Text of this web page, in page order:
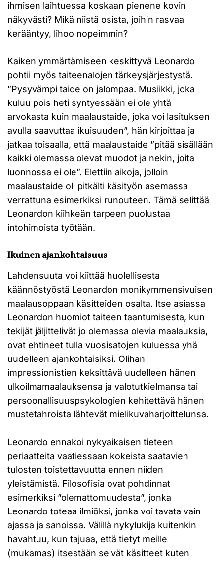
ihmisen laihtuessa koskaan pienene kovin
näkyvästi? Mikä niistä osista, joihin rasvaa
kerääntyy, lihoo nopeimmin?
Kaiken ymmärtämiseen keskittyvä Leonardo
pohtii myös taiteenalojen tärkeysjärjestystä.
”Pysyvämpi taide on jalompaa. Musiikki, joka
kuluu pois heti syntyessään ei ole yhtä
arvokasta kuin maalaustaide, joka voi lasituksen
avulla saavuttaa ikuisuuden”, hän kirjoittaa ja
jatkaa toisaalla, että maalaustaide ”pitää sisällään
kaikki olemassa olevat muodot ja nekin, joita
luonnossa ei ole”. Elettiin aikoja, jolloin
maalaustaide oli pitkälti käsityön asemassa
verrattuna esimerkiksi runouteen. Tämä selittää
Leonardon kiihkeän tarpeen puolustaa
intohimoista työtään.
Ikuinen ajankohtaisuus
Lahdensuuta voi kiittää huolellisesta
käännöstyöstä Leonardon monikymmensivuisen
maalausoppaan käsitteiden osalta. Itse asiassa
Leonardon huomiot taiteen taantumisesta, kun
tekijät jäljittelivät jo olemassa olevia maalauksia,
ovat ehtineet tulla vuosisatojen kuluessa yhä
uudelleen ajankohtaisiksi. Olihan
impressionistien keksittävä uudelleen hänen
ulkoilmamaalauksensa ja valotutkielmansa tai
persoonallisuuspsykologien kehitettävä hänen
mustetahroista lähtevät mielikuvaharjoittelunsa.
Leonardo ennakoi nykyaikaisen tieteen
periaatteita vaatiessaan kokeista saatavien
tulosten toistettavuutta ennen niiden
yleistämistä. Filosofisia ovat pohdinnat
esimerkiksi ”olemattomuudesta”, jonka
Leonardo toteaa ilmiöksi, jonka voi tavata vain
ajassa ja sanoissa. Välillä nykylukija kuitenkin
havahtuu, kun tajuaa, että tietyt meille
(mukamas) itsestään selvät käsitteet kuten